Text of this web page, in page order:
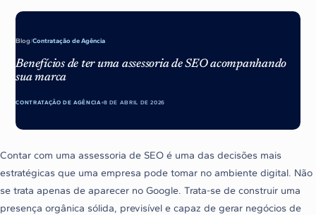
Blog/Contratação de Agência
Benefícios de ter uma assessoria de SEO acompanhando
sua marca
CONTRATAÇÃO DE AGÊNCIA 8 DE ABRIL DE 2026
Contar com uma assessoria de SEO é uma das decisões mais
estratégicas que uma empresa pode tomar no ambiente digital. Não
se trata apenas de aparecer no Google. Trata-se de construir uma
presença orgânica sólida, previsível e capaz de gerar negócios de